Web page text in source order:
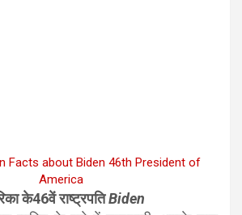
के46वें राष्ट्रपतिBiden